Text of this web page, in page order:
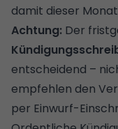
damit dieser
Achtung: Der
entscheidend –
empfehlen den
per Einwurf-